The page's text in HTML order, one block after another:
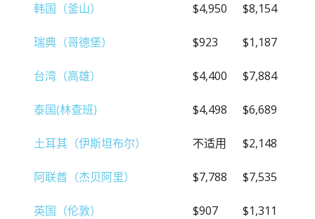
韩国（釜山） $4,950 $8,154
瑞典（哥德堡） $923 $1,187
台湾（高雄） $4,400 $7,884
泰国(林查班) $4,498 $6,689
土耳其（伊斯坦布尔） 不适用 $2,148
阿联酋（杰贝阿里） $7,788 $7,535
英国（伦敦） $907 $1,311